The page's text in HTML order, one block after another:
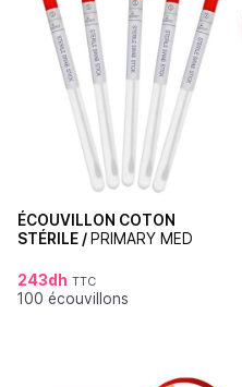
ÉCOUVILLON COTON
STÉRILE /PRIMARY MED
243dh TTC
100 écouvillons